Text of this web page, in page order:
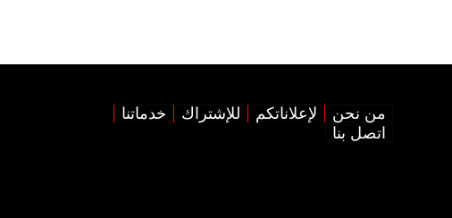
من نحن لإعلاناتكم للإشتراك
خدماتنا
اتصل بنا